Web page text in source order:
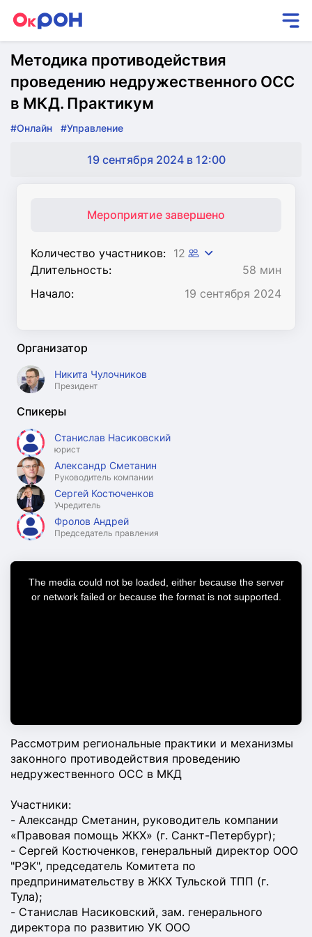
Методика противодействия
проведению недружественного ОСС
в МКД. Практикум
#Онлайн #Управление
19 сентября 2024 в 12:00
Мероприятие завершено
Количество участников: 12
Длительность:
58 мин
Начало:
19 сентября 2024
Организатор
Никита Чулочников
Президент
Спикеры
Станислав Насиковский
юрист
Александр Сметанин
Руководитель компании
Сергей Костюченков
Учредитель
Фролов Андрей
Председатель правления
This
The media could not be loaded, either because the server
or network failed or because the format is not supported.
Рассмотрим региональные практики и механизмы
законного противодействия проведению
недружественного ОСС в МКД
Участники:
- Александр Сметанин, руководитель компании
«Правовая помощь ЖКХ» (г. Санкт-Петербург);
- Сергей Костюченков, генеральный директор ООО
"РЭК", председатель Комитета по
предпринимательству в ЖКХ Тульской ТПП (г.
Тула);
- Станислав Насиковский, зам. генерального
директора по развитию УК ООО